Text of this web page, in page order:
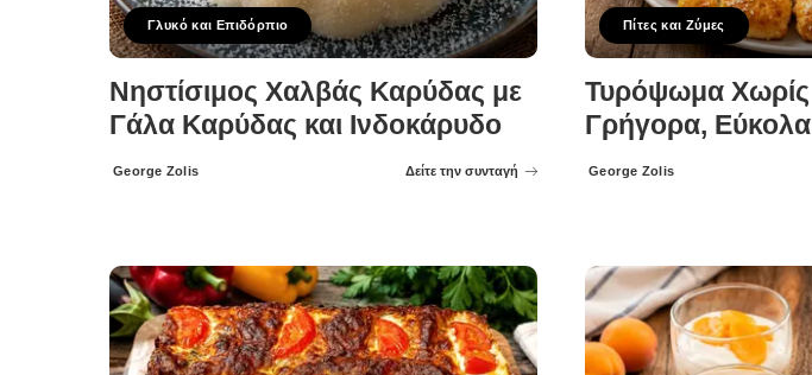
Γλυκό και Επιδόρπιο
Νηστίσιμος Χαλβάς Καρύδας με
Γάλα Καρύδας και Ινδοκάρυδο
Posted
George Zolis Δείτε την συνταγή
Πίτες και Ζύμες
Τυρόψωμα Χωρίς
Γρήγορα,
Posted
George Zolis